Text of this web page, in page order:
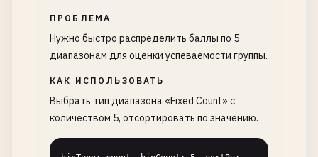
ПРОБЛЕМА
Нужно быстро распределить баллы по 5
диапазонам для оценки успеваемости группы.
КАК ИСПОЛЬЗОВАТЬ
Выбрать тип диапазона «Fixed Count» с
количеством 5, отсортировать по значению.